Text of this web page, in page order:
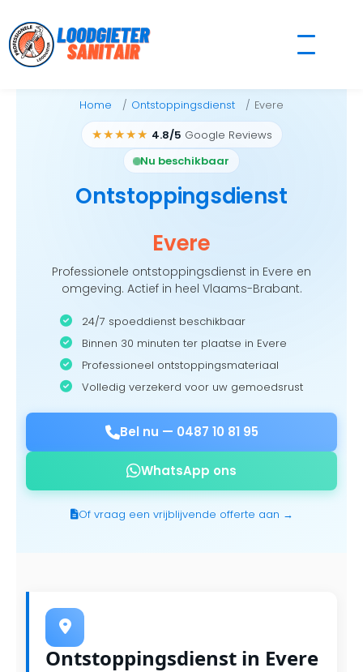
to
content
Home Ontstoppingsdienst Evere
★★★★★ 4.8/5 Google Reviews
Nu beschikbaar
Ontstoppingsdienst
Evere
Professionele ontstoppingsdienst in Evere en
omgeving. Actief in heel Vlaams-Brabant.
24/7 spoeddienst beschikbaar
Binnen 30 minuten ter plaatse in Evere
Professioneel ontstoppingsmateriaal
Volledig verzekerd voor uw gemoedsrust
Bel nu — 0487 10 81 95
WhatsApp ons
Of vraag een vrijblijvende offerte aan →
Ontstoppingsdienst in Evere